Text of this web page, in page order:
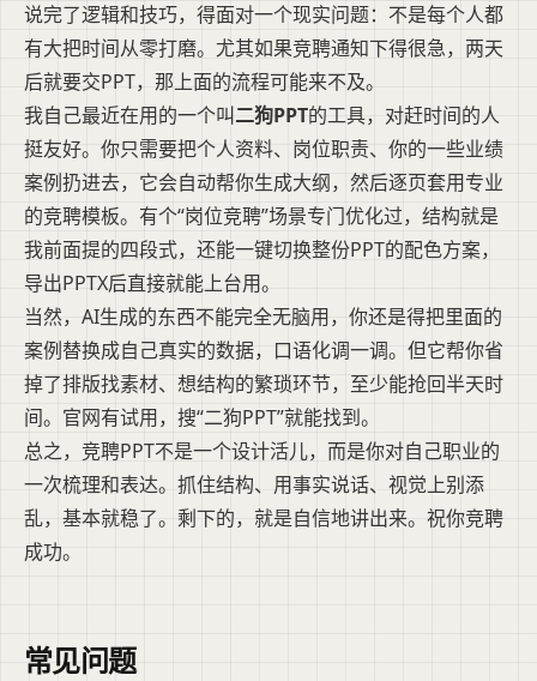
说完了逻辑和技巧，得面对一个现实问题：不是每个人都
有大把时间从零打磨。尤其如果竞聘通知下得很急，两天
后就要交PPT，那上面的流程可能来不及。
我自己最近在用的一个叫二狗PPT的工具，对赶时间的人
挺友好。你只需要把个人资料、岗位职责、你的一些业绩
案例扔进去，它会自动帮你生成大纲，然后逐页套用专业
的竞聘模板。有个“岗位竞聘”场景专门优化过，结构就是
我前面提的四段式，还能一键切换整份PPT的配色方案，
导出PPTX后直接就能上台用。
当然，AI生成的东西不能完全无脑用，你还是得把里面的
案例替换成自己真实的数据，口语化调一调。但它帮你省
掉了排版找素材、想结构的繁琐环节，至少能抢回半天时
间。官网有试用，搜“二狗PPT”就能找到。
总之，竞聘PPT不是一个设计活儿，而是你对自己职业的
一次梳理和表达。抓住结构、用事实说话、视觉上别添
乱，基本就稳了。剩下的，就是自信地讲出来。祝你竞聘
成功。
常见问题